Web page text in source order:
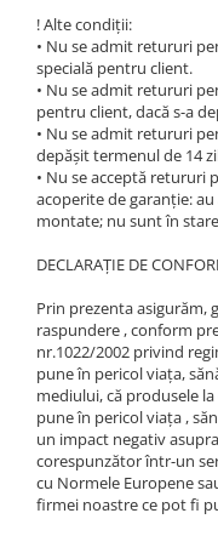
1.7.5. O-ring frana
1.8. Transmisie
1.8.1. Prize de putere
1.8.2. Cutii viteze
1.8.3. Ambreiaje
1.8.4. Transmisie punte
1.8.5. Transmisie punte
(2x4)
1.8.6. Transmisie punte
(4x4)
! Alte condiții:
• Nu se admit retururi
specială pentru client.
• Nu se admit retururi
pentru client, dacă s-a
• Nu se admit retururi
depășit termenul de 14
• Nu se acceptă retururi
acoperite de garanție:
montate; nu sunt în
DECLARAȚIE DE
Prin prezenta asigurăm,
raspundere , conform
nr.1022/2002 privind
pune în pericol viața,
mediului, că produsele
pune în pericol viața ,
un impact negativ
corespunzător într-un
cu Normele Europene
firmei noastre ce pot fi